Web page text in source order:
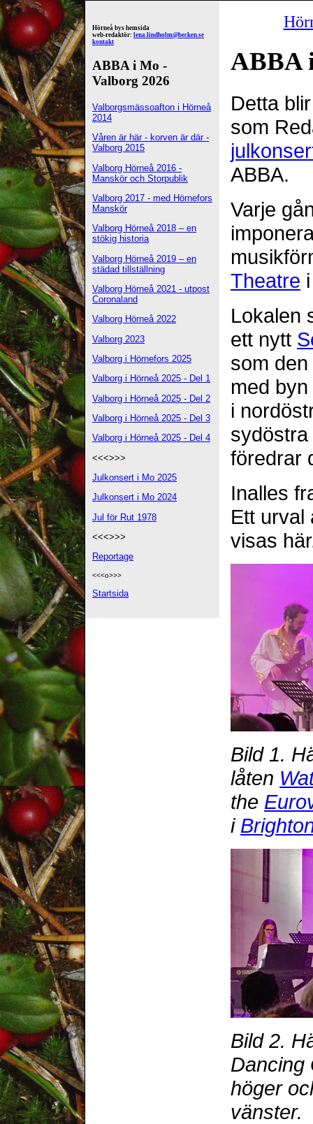
Hörneå bys hemsida
web-redaktör: lena.lindholm@becken.se
kontakt
ABBA i Mo -
Valborg 2026
Valborgsmässoafton i Hörneå
2014
Våren är här - korven är där -
Valborg 2015
Valborg Hörneå 2016 -
Manskör och Storpublik
Valborg 2017 - med Hörnefors
Manskör
Valborg Hörneå 2018 – en
stökig historia
Valborg Hörneå 2019 – en
städad tillställning
Valborg Hörneå 2021 - utpost
Coronaland
Valborg Hörneå 2022
Valborg 2023
Valborg i Hörnefors 2025
Valborg i Hörneå 2025 - Del 1
Valborg i Hörneå 2025 - Del 2
Valborg i Hörneå 2025 - Del 3
Valborg i Hörneå 2025 - Del 4
<<<>>>
Julkonsert i Mo 2025
Julkonsert i Mo 2024
Jul för Rut 1978
<<<>>>
Reportage
<<<o>>>
Startsida
ABBA
Detta
som
ABBA.
Varje
Theatre
Lokalen
ett nytt
som
med byn
i
sydöstra
föredrar
Inalles
Ett urval
visas
Bild 1.
låten
the
i
Bild 2.
Dancing
höger
vänster.